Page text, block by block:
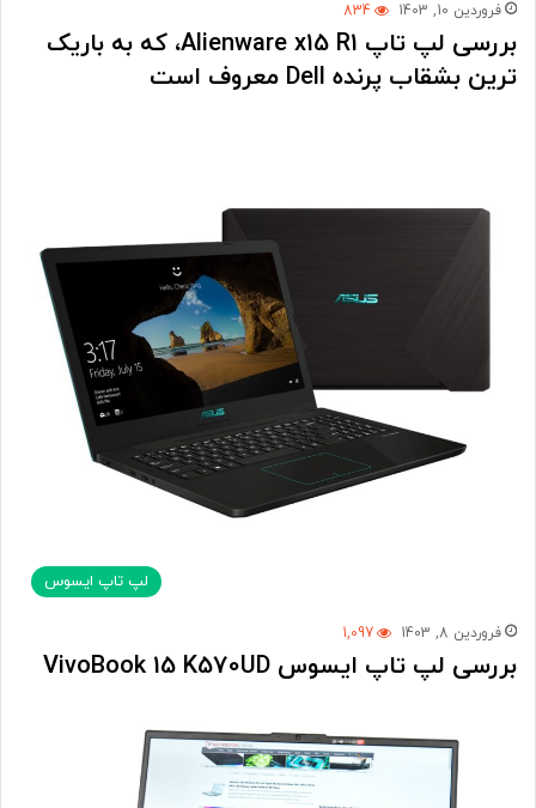
فروردین 10, 1403 834
بررسی لپ تاپ Alienware x15 R1، که به باریک
ترین بشقاب پرنده Dell معروف است
لپ تاپ ایسوس
فروردین 8, 1403 1,097
بررسی لپ تاپ ایسوس VivoBook 15 K570UD